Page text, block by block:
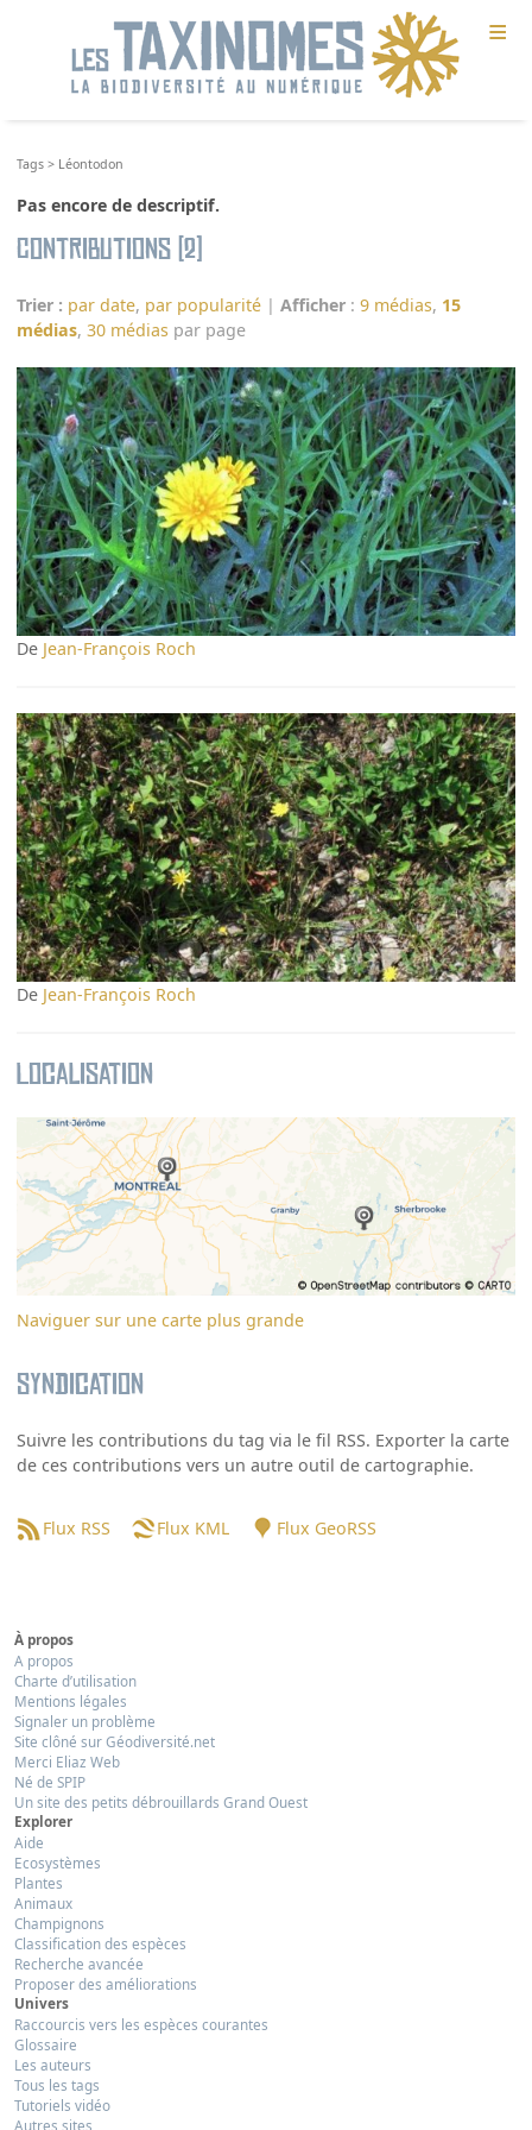
≡
Tags > Léontodon
Pas encore de descriptif.
Contributions (2)
Trier : par date, par popularité |Afficher :9 médias, 15
médias,30 médias par page
De Jean-François Roch
De Jean-François Roch
Localisation
Naviguer sur une carte plus grande
Syndication
Suivre les contributions du tag via le fil RSS. Exporter la carte
de ces contributions vers un autre outil de cartographie.
Flux RSS Flux KML Flux GeoRSS
À propos
A propos
Charte d’utilisation
Mentions légales
Signaler un problème
Site clôné sur Géodiversité.net
Merci Eliaz Web
Né de SPIP
Un site des petits débrouillards Grand Ouest
Explorer
Aide
Ecosystèmes
Plantes
Animaux
Champignons
Classification des espèces
Recherche avancée
Proposer des améliorations
Univers
Raccourcis vers les espèces courantes
Glossaire
Les auteurs
Tous les tags
Tutoriels vidéo
Autres sites